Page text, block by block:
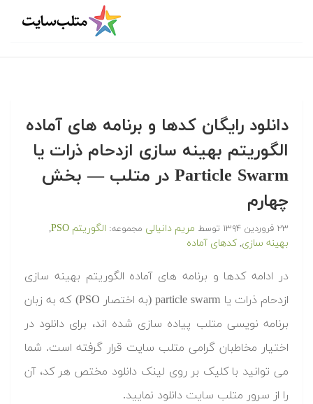
دانلود رایگان کدها و برنامه های آماده
الگوریتم بهینه سازی ازدحام ذرات یا
Particle Swarm در متلب — بخش
چهارم
۲۳ فروردین ۱۳۹۴ توسط مریم دانیالی مجموعه: الگوریتم PSO ,
بهینه سازی,کدهای آماده
‫در ادامه کدها و برنامه های آماده الگوریتم بهینه سازی
ازدحام ذرات یا particle swarm (به اختصار PSO) که به زبان
برنامه نویسی متلب پیاده سازی شده اند، برای دانلود در
اختیار مخاطبان گرامی متلب سایت قرار گرفته است. شما
می توانید با کلیک بر روی لینک دانلود مختص هر کد، آن
را از سرور متلب سایت دانلود نمایید.‬